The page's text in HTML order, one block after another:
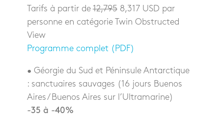
Tarifs à partir de12,7958,317 USD par
personne en catégorie Twin Obstructed
View
Programme complet (PDF)
• Géorgie du Sud et Péninsule Antarctique
: sanctuaires sauvages (16 jours Buenos
Aires / Buenos Aires sur l’Ultramarine)
-35 à -40%